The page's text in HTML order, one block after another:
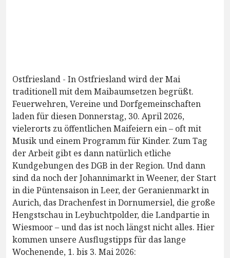
Ostfriesland - In Ostfriesland wird der Mai
traditionell mit dem Maibaumsetzen begrüßt.
Feuerwehren, Vereine und Dorfgemeinschaften
laden für diesen Donnerstag, 30. April 2026,
vielerorts zu öffentlichen Maifeiern ein – oft mit
Musik und einem Programm für Kinder. Zum Tag
der Arbeit gibt es dann natürlich etliche
Kundgebungen des DGB in der Region. Und dann
sind da noch der Johannimarkt in Weener, der Start
in die Püntensaison in Leer, der Geranienmarkt in
Aurich, das Drachenfest in Dornumersiel, die große
Hengstschau in Leybuchtpolder, die Landpartie in
Wiesmoor – und das ist noch längst nicht alles. Hier
kommen unsere Ausflugstipps für das lange
Wochenende, 1. bis 3. Mai 2026: